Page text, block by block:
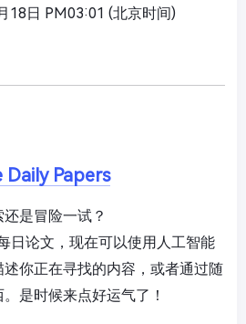
18日 PM03:01 (北京时间)
Daily Papers
是冒险一试？
日论文，现在可以使用人工智能
你正在寻找的内容，或者通过随
是时候来点好运气了！